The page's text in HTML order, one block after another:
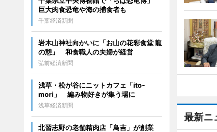
最新ニ
巨大肉食恐竜や海の捕食者も
千葉経済新聞
岩木山神社向かいに「お山の花彩食堂 龍
の憩」 和食職人の夫婦が経営
弘前経済新聞
浅草・松が谷にニットカフェ「ito-
mori」 編み物好きが集う場に
浅草経済新聞
北習志野の老舗精肉店「鳥吉」が創業